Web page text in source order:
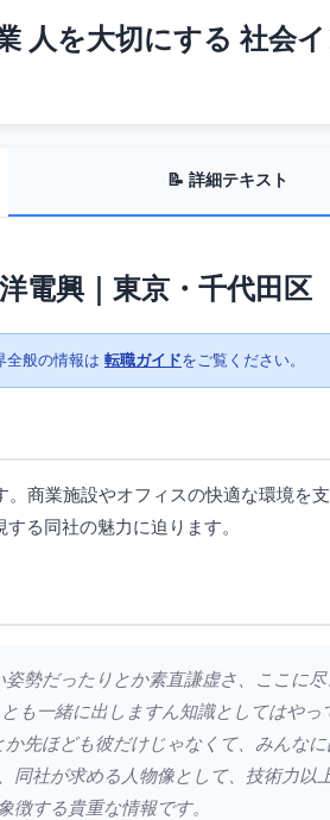
人を大切にする 社会
📝 詳細テキスト
電興｜東京・千代田区
全般の情報は 転職ガイドをご覧ください。
商業施設やオフィスの快適な環境を
る同社の魅力に迫ります。
姿勢だったりとか素直謙虚さ、ここに
も一緒に出しますん知識としてはや
先ほども彼だけじゃなくて、みんな
社が求める人物像として、技術力以
徴する貴重な情報です。